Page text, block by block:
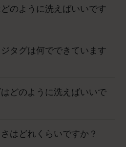
のように洗えばいいです
タグは何でできています
どのように洗えばいいで
はどれくらいですか？